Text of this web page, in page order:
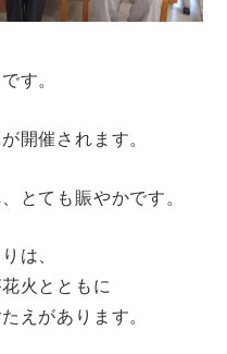
す。
開催されます。
とても賑やかです。
は、
火とともに
えがあります。